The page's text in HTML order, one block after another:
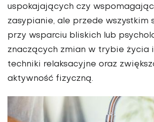
uspokajających czy
zasypianie, ale przede wszystkim
przy wsparciu bliskich lub
znaczących zmian w trybie życia
techniki relaksacyjne oraz
aktywność fizyczną.